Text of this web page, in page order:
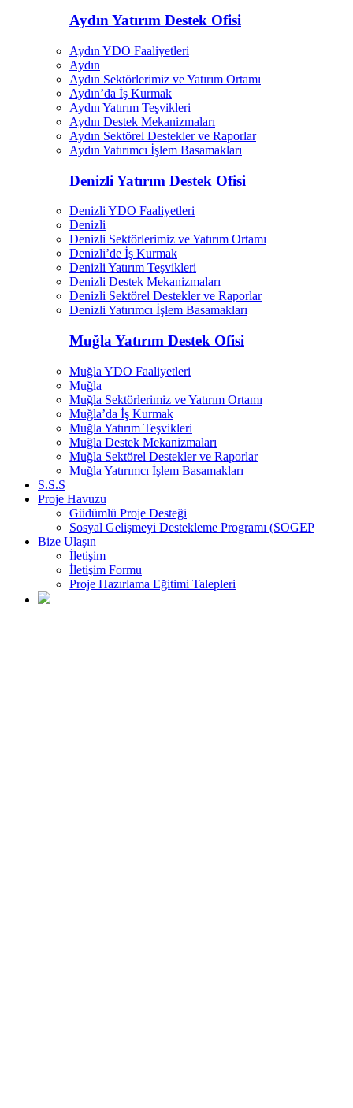
Aydın Yatırım Destek Ofisi
Aydın YDO Faaliyetleri
Aydın
Aydın Sektörlerimiz ve Yatırım Ortamı
Aydın’da İş Kurmak
Aydın Yatırım Teşvikleri
Aydın Destek Mekanizmaları
Aydın Sektörel Destekler ve Raporlar
Aydın Yatırımcı İşlem Basamakları
Denizli Yatırım Destek Ofisi
Denizli YDO Faaliyetleri
Denizli
Denizli Sektörlerimiz ve Yatırım Ortamı
Denizli’de İş Kurmak
Denizli Yatırım Teşvikleri
Denizli Destek Mekanizmaları
Denizli Sektörel Destekler ve Raporlar
Denizli Yatırımcı İşlem Basamakları
Muğla Yatırım Destek Ofisi
Muğla YDO Faaliyetleri
Muğla
Muğla Sektörlerimiz ve Yatırım Ortamı
Muğla’da İş Kurmak
Muğla Yatırım Teşvikleri
Muğla Destek Mekanizmaları
Muğla Sektörel Destekler ve Raporlar
Muğla Yatırımcı İşlem Basamakları
S.S.S
Proje Havuzu
Güdümlü Proje Desteği
Sosyal Gelişmeyi Destekleme Programı (SOGEP
Bize Ulaşın
İletişim
İletişim Formu
Proje Hazırlama Eğitimi Talepleri